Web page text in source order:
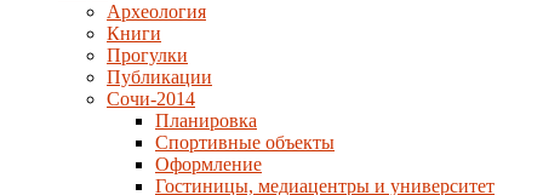
Археология
Книги
Прогулки
Публикации
Сочи-2014
Планировка
Спортивные объекты
Оформление
Гостиницы, медиацентры и университет